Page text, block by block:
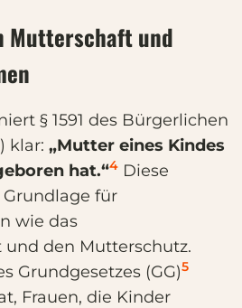
Mutterschaft und
§ 1591 des Bürgerlichen
klar: „Mutter eines Kindes
hat.“4 Diese
für
wie das
den Mutterschutz.
Grundgesetzes (GG)5
Frauen, die Kinder